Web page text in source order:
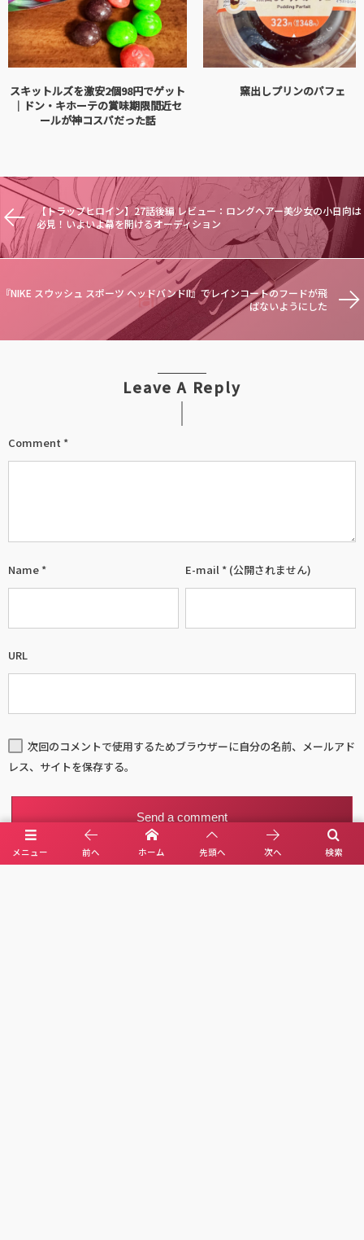
スキットルズを激安2個98円でゲット
｜ドン・キホーテの賞味期限間近セ
ールが神コスパだった話
窯出しプリンのパフェ
【トラップヒロイン】27話後編 レビュー：ロングヘアー美少女の小日向は
必見！いよいよ幕を開けるオーディション
『NIKE スウッシュ スポーツ ヘッドバンドII』でレインコートのフードが飛
ばないようにした
Leave A Reply
Comment *
Name * E-mail * (公開されません)
URL
次回のコメントで使用するためブラウザーに自分の名前、メールアド
レス、サイトを保存する。
メニュー 検索
前へ ホーム 先頭へ 次へ